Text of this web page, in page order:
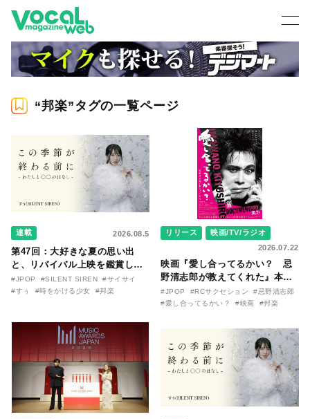
“邦楽”タグの一覧ページ
連載 2026.08.5
第47回：大好きな夏の思い出
と、リバイバル上映を鑑賞した
『時をかける少女』のおはなし
〜SILENT SIREN・すぅ『この
#JPOP #SILENT SIREN
#サイサイ
#すぅ
#時をかける少女 #邦楽
リリース
映画/TV/ラジオ
2026.07.22
映画『愛し合ってるかい？ 忌
野清志郎が教えてくれた』本予
告映像とキービジュアルがつい
に解禁！ キヨシロー関連商品も
#JPOP #RCサクセション
#忌野清志郎
#愛し合ってるかい？
#映画 #邦楽